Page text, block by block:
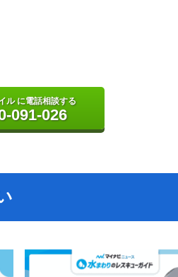
ル に電話相談する
091-026